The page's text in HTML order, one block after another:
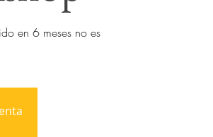
en 6 meses no es